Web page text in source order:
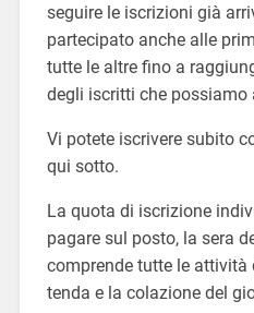
seguire le iscrizioni già
partecipato anche alle
tutte le altre fino a
degli iscritti che possiamo
Vi potete iscrivere subito
qui sotto.
La quota di iscrizione
pagare sul posto, la sera
comprende tutte le attività
tenda e la colazione del